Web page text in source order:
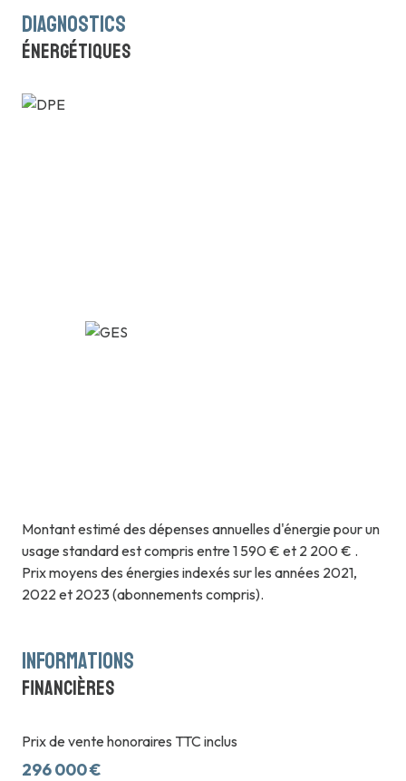
diagnostics
énergétiques
Montant estimé des dépenses annuelles d'énergie pour un
usage standard est compris entre 1 590 € et 2 200 € .
Prix moyens des énergies indexés sur les années 2021,
2022 et 2023 (abonnements compris).
informations
financières
Prix de vente honoraires TTC inclus
296 000 €